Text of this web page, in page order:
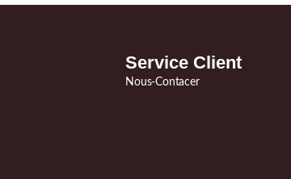
Service Client
Nous-Contacer